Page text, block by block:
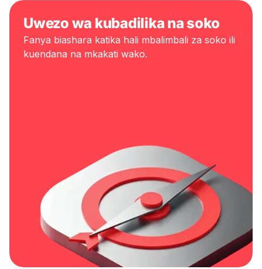
Uwezo wa kubadilika na soko
Fanya biashara katika hali mbalimbali za soko ili
kuendana na mkakati wako.